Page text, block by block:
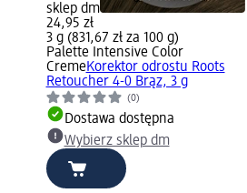
sklep dm
24,95 zł
3 g (831,67 zł za 100 g)
Palette Intensive Color
CremeKorektor odrostu Roots
Retoucher 4-0 Brąz, 3 g
(0)
Dostawa dostępna
Wybierz sklep dm